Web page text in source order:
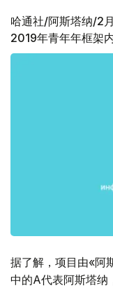
哈通社/阿斯塔纳/2
2019年青年年框架
据了解，项目由«阿
中的A代表阿斯塔纳